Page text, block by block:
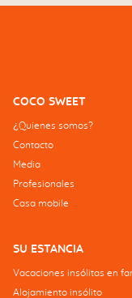
COCO SWEET
¿Quienes somos?
Contacto
Media
Profesionales
Casa mobile
SU ESTANCIA
Vacaciones insólitas en
Alojamiento insólito